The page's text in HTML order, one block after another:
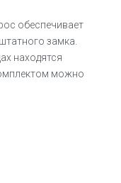
обеспечивает
замка.
находятся
можно